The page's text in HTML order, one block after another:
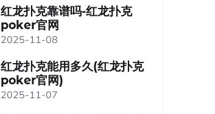
红龙扑克靠谱吗-红龙扑克
poker官网
2025-11-08
红龙扑克能用多久(红龙扑克
poker官网)
2025-11-07